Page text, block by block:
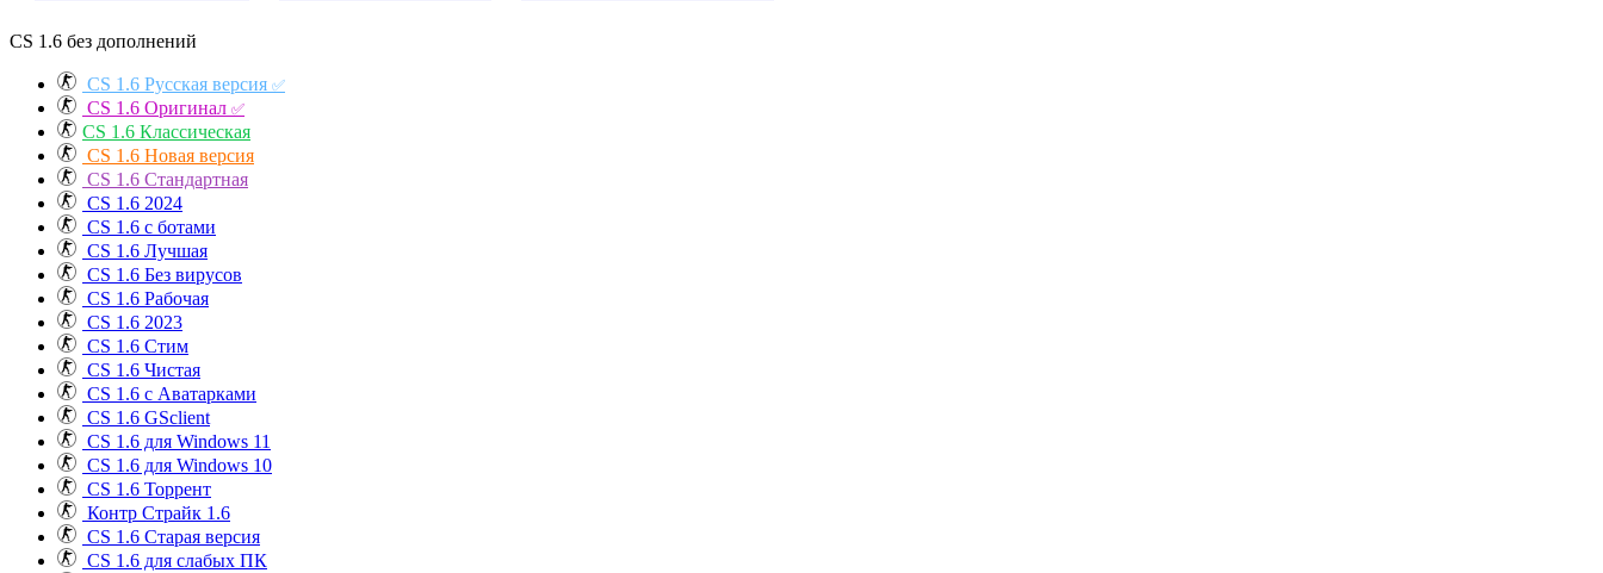
CS 1.6 без дополнений
CS 1.6 Русская версия ✅
CS 1.6 Оригинал ✅
CS 1.6 Классическая
CS 1.6 Новая версия
CS 1.6 Стандартная
CS 1.6 2024
CS 1.6 с ботами
CS 1.6 Лучшая
CS 1.6 Без вирусов
CS 1.6 Рабочая
CS 1.6 2023
CS 1.6 Стим
CS 1.6 Чистая
CS 1.6 с Аватарками
CS 1.6 GSclient
CS 1.6 для Windows 11
CS 1.6 для Windows 10
CS 1.6 Торрент
Контр Страйк 1.6
CS 1.6 Старая версия
CS 1.6 для слабых ПК